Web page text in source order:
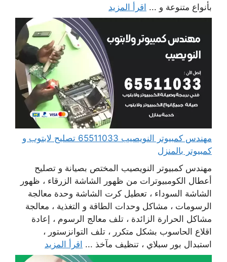
بأنواع متنوعة و ... اقرأ المزيد
مهندس كمبيوتر النويصيب 65511033 تصليح لابتوب و
كمبيوتر بالمنزل
مهندس كمبيوتر النويصيب المختص بصيانة و تصليح
أعطال الكومبيوترات من ظهور الشاشة الزرقاء ، ظهور
الشاشة السوداء ، تعطيل كرت الشاشة وحدة معالجة
الرسومات ، مشاكل وحدات الطاقة و التغذية ، معالجة
مشاكل الحرارة الزائدة ، تلف معالج الرسوم ، إعادة
اقلاع الحاسوب بشكل متكرر ، تلف التوانزستور ،
استبدال بور سبلاي ، تنظيف مآخذ ... اقرأ المزيد